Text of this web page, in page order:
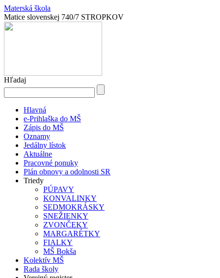
Materská škola
Matice slovenskej 740/7 STROPKOV
Hľadaj
Hlavná
e-Prihlaška do MŠ
Zápis do MŠ
Oznamy
Jedálny lístok
Aktuálne
Pracovné ponuky
Plán obnovy a odolnosti SR
Triedy
PÚPAVY
KONVALINKY
SEDMOKRÁSKY
SNEŽIENKY
ZVONČEKY
MARGARÉTKY
FIALKY
MŠ Bokša
Kolektív MŠ
Rada školy